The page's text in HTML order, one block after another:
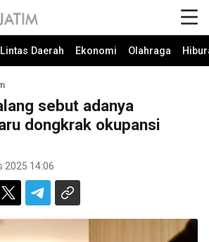
Lintas Daerah Ekonomi Olahraga
sebut adanya
dongkrak okupansi
2025 14:06